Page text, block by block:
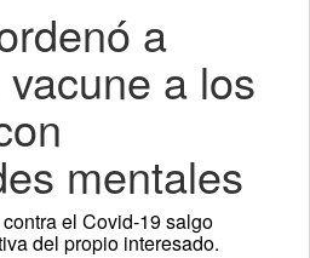
a
a los
mentales
el Covid-19 salgo
del propio interesado.